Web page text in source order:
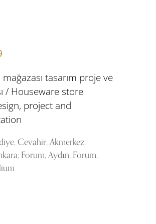
tasarım proje ve
/ Houseware store
project and
Cevahir, Akmerkez,
Forum, Aydın; Forum,